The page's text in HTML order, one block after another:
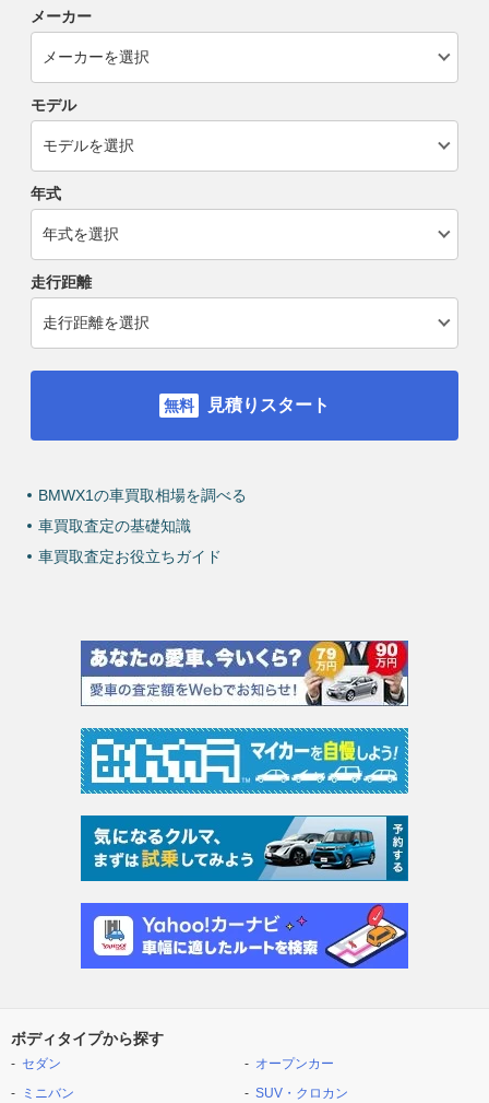
メーカー
モデル
年式
走行距離
見積りスタート
BMWX1の車買取相場を調べる
車買取査定の基礎知識
車買取査定お役立ちガイド
ボディタイプから探す
セダン
ミニバン
オープンカー
SUV・クロカン